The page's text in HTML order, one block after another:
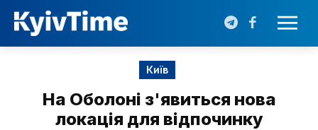
Київ
На Оболоні з'явиться нова
локація для відпочинку